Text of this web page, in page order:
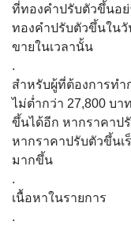
ที่ทองคำปรับตัวขึ้นอย่
ทองคำปรับตัวขึ้นในวั
ขายในเวลานั้น
.
สำหรับผู้ที่ต้องการทำ
ไม่ต่ำกว่า 27,800 บา
ขึ้นได้อีก หากราคาป
หากราคาปรับตัวขึ้นเ
มากขึ้น
.
เนื้อหาในรายการ
.